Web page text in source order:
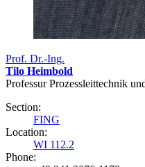
Prof. Dr.-Ing.
Tilo Heimbold
Professur Prozessleittechnik
Section:
FING
Location:
WI 112.2
Phone: